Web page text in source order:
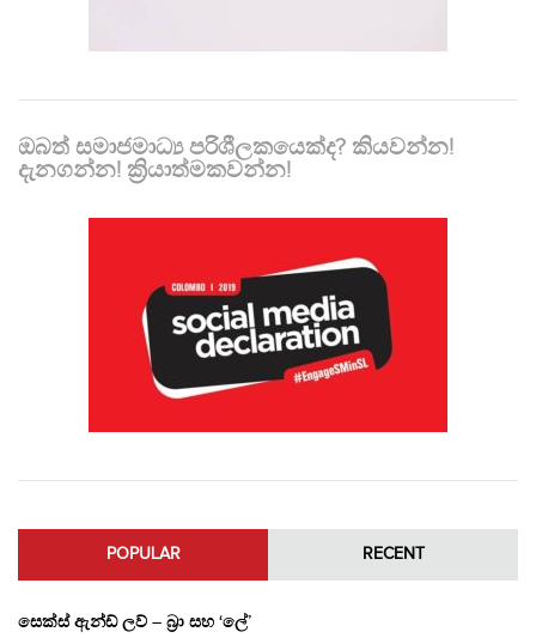
ඔබත් සමාජමාධ්‍ය පරිශීලකයෙක්ද? කියවන්න!
දැනගන්න! ක්‍රියාත්මකවන්න!
POPULAR RECENT
සෙක්ස් ඇන්ඩ් ලව් – බ්‍රා සහ ‘ලේ’